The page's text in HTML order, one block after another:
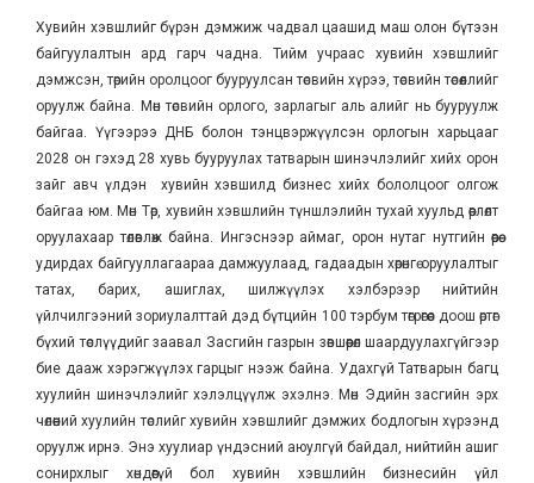
Хувийн хэвшлийг бүрэн дэмжиж чадвал цаашид маш олон бүтээн
байгуулалтын ард гарч чадна. Тийм учраас хувийн хэвшлийг
дэмжсэн, төрийн оролцоог бууруулсан төсвийн хүрээ, төсвийн төсөөллийг
оруулж байна. Мөн төсвийн орлого, зарлагыг аль алийг нь бууруулж
байгаа. Үүгээрээ ДНБ болон тэнцвэржүүлсэн орлогын харьцааг
2028 он гэхэд 28 хувь бууруулах татварын шинэчлэлийг хийх орон
зайг авч үлдэн хувийн хэвшилд бизнес хийх бололцоог олгож
байгаа юм. Мөн Төр, хувийн хэвшлийн түншлэлийн тухай хуульд өөрлөлт
оруулахаар төлөвлөж байна. Ингэснээр аймаг, орон нутаг нутгийн өөрөө
удирдах байгууллагаараа дамжуулаад, гадаадын хөрөнгө оруулалтыг
татах, барих, ашиглах, шилжүүлэх хэлбэрээр нийтийн
үйлчилгээний зориулалттай дэд бүтцийн 100 тэрбум төгрөгөөс доош өртөг
бүхий төслүүдийг заавал Засгийн газрын зөвшөөрөл шаардуулахгүйгээр
бие дааж хэрэгжүүлэх гарцыг нээж байна. Удахгүй Татварын багц
хуулийн шинэчлэлийг хэлэлцүүлж эхэлнэ. Мөн Эдийн засгийн эрх
чөлөөний хуулийн төслийг хувийн хэвшлийг дэмжих бодлогын хүрээнд
оруулж ирнэ. Энэ хуулиар үндэсний аюулгүй байдал, нийтийн ашиг
сонирхлыг хөндөөгүй бол хувийн хэвшлийн бизнесийн үйл